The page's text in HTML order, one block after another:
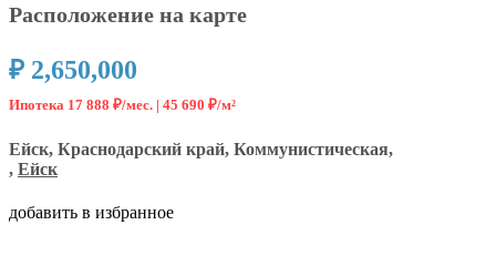
Расположение на карте
₽ 2,650,000
Ипотека 17 888 ₽/мес. | 45 690 ₽/м²
Ейск, Краснодарский край, Коммунистическая,
, Ейск
добавить в избранное